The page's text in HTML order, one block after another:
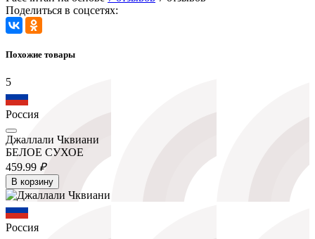
Поделиться в соцсетях:
Похожие товары
5
Россия
Джаллали Чквиани
БЕЛОЕ СУХОЕ
459.99 ₽
В корзину
Россия